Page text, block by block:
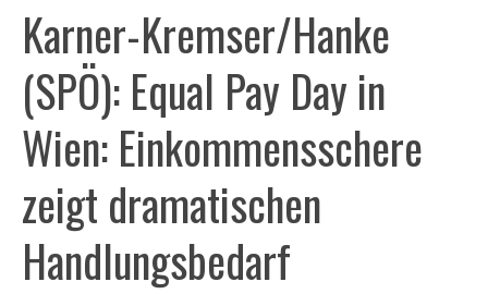
Karner-Kremser/Hanke
(SPÖ): Equal Pay Day in
Wien: Einkommensschere
zeigt dramatischen
Handlungsbedarf